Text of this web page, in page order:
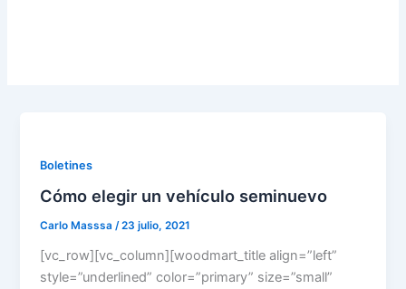
Boletines
Cómo elegir un vehículo seminuevo
Carlo Masssa/23 julio, 2021
[vc_row][vc_column][woodmart_title align=”left”
style=”underlined” color=”primary” size=”small”